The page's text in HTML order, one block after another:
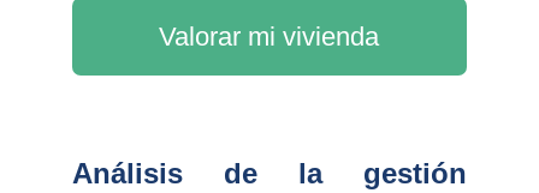
Valorar mi vivienda
Análisis de la gestión